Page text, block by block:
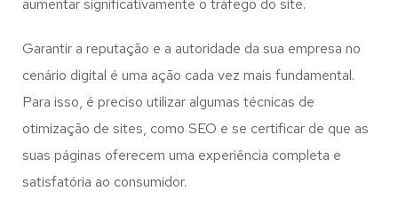
aumentar significativamente o tráfego do site.
Garantir a reputação e a autoridade da sua empresa no
cenário digital é uma ação cada vez mais fundamental.
Para isso, é preciso utilizar algumas técnicas de
otimização de sites, como SEO e se certificar de que as
suas páginas oferecem uma experiência completa e
satisfatória ao consumidor.